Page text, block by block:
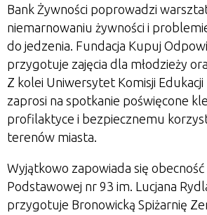
Bank Żywności poprowadzi
niemarnowaniu żywności i
do jedzenia. Fundacja Kupuj
przygotuje zajęcia dla młodzieży
Z kolei Uniwersytet Komisji
zaprosi na spotkanie poświęcone
profilaktyce i bezpiecznemu
terenów miasta.
Wyjątkowo zapowiada się obecność
Podstawowej nr 93 im. Lucjana
przygotuje Bronowicką Spiżarnię